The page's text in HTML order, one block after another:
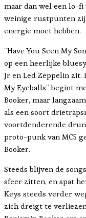
maar dan wel een lo-fi
weinige rustpunten
energie moet hebben.
“Have You Seen My
op een heerlijke
Jr en Led Zeppelin zit.
My Eyeballs” begint
Booker, maar
als een soort
voortdenderende
proto-punk van MC5
Booker.
Steeds blijven de
sfeer zitten, en spat
Keys steeds verder
zich dreigt te